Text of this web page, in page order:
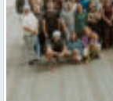
Valmieras teātris